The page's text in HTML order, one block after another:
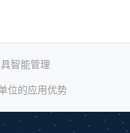
智能管理
位的应用优势